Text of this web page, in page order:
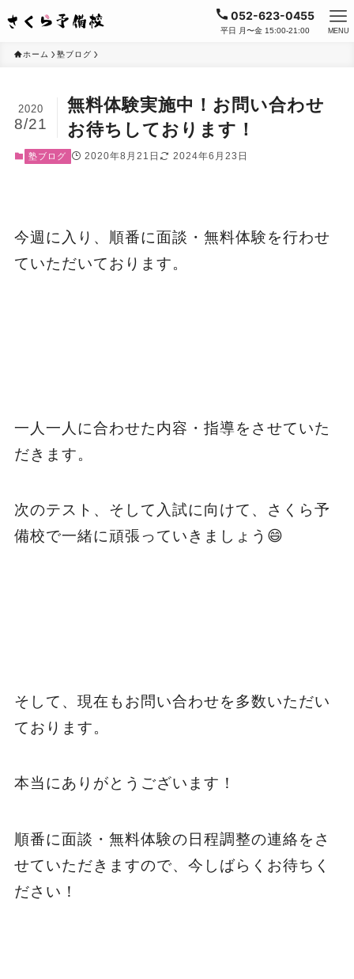
052-623-0455
平日 月〜金 15:00-21:00 MENU
ホーム 塾ブログ
無料体験実施中！お問い合わせ
お待ちしております！
2020
8/21
塾ブログ 2020年8月21日 2024年6月23日
今週に入り、順番に面談・無料体験を行わせ
ていただいております。
一人一人に合わせた内容・指導をさせていた
だきます。
次のテスト、そして入試に向けて、さくら予
備校で一緒に頑張っていきましょう😄
そして、現在もお問い合わせを多数いただい
ております。
本当にありがとうございます！
順番に面談・無料体験の日程調整の連絡をさ
せていただきますので、今しばらくお待ちく
ださい！